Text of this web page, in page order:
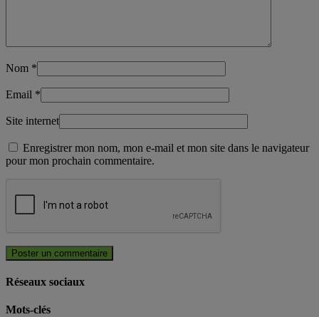
Nom *
Email *
Site internet
Enregistrer mon nom, mon e-mail et mon site dans le navigateur
pour mon prochain commentaire.
Réseaux sociaux
Mots-clés